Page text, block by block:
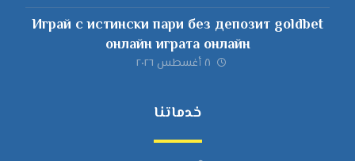
Играй с истински пари без депозит goldbet
онлайн играта онлайн
٨ أغسطس ٢٠٢٦
خدماتنا